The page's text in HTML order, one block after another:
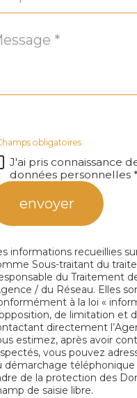
obligatoires
J'ai pris connaissance
données personnelles
envoyer
informations recueillies
Sous-traitant du
du Traitement
/ du Réseau. Elles
à la loi «
de limitation et
directement
estimez, après avoir
vous pouvez
démarchage téléphonique
de la protection des
de saisie libre.